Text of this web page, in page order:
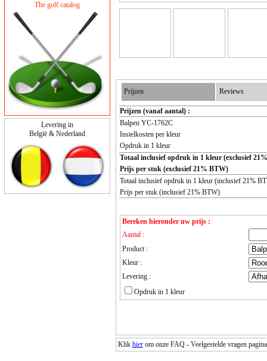
The golf catalog
Levering in
België & Nederland
Prijzen Reviews
Prijzen (vanaf aantal) :
Balpen YC-1762C
Instelkosten per kleur
Opdruk in 1 kleur
Totaal inclusief opdruk in 1 kleur (exclusief
Prijs per stuk (exclusief 21% BTW)
Totaal inclusief opdruk in 1 kleur (inclusief 21%
Prijs per stuk (inclusief 21% BTW)
Bereken hieronder uw prijs :
Aantal :
Product :
Kleur :
Levering :
Opdruk in 1 kleur
Klik hierom onze FAQ - Veelgestelde vragen